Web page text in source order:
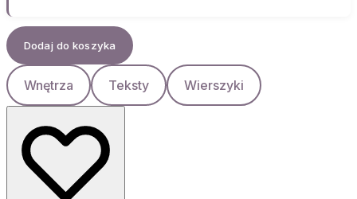
Dodaj do koszyka
Wnętrza Teksty Wierszyki